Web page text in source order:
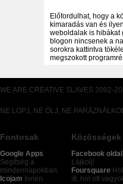
Előfordulhat, hogy a
kimaradás van és
weboldalak is hibákat
blogon nincsenek a
sorokra kattintva
megszokott
WE ARE CREATIVE SLAVES 2002-
NE LOPJ, NE ÖLJ, NE
Fontosak
Google Apps
Segítség a
mindennapokban.
Icojam Innen
Közösségek
Facebook oldal
Lájkolj!
Foursquare Hol
itt, hol ott